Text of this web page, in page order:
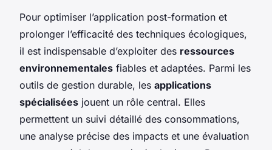
Pour optimiser l’application post-formation et
prolonger l’efficacité des techniques écologiques,
il est indispensable d’exploiter des ressources
environnementales fiables et adaptées. Parmi les
outils de gestion durable, les applications
spécialisées jouent un rôle central. Elles
permettent un suivi détaillé des consommations,
une analyse précise des impacts et une évaluation